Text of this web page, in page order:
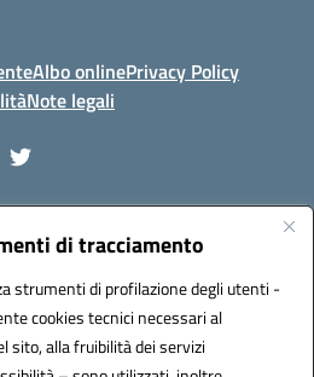
di tracciamento
strumenti di profilazione degli utenti -
cookies tecnici necessari al
sito, alla fruibilità dei servizi
Albo onlinePrivacy Policy
Note legali
n.20 - 91025 Marsala
tppm03000q@pec.istruzione.it